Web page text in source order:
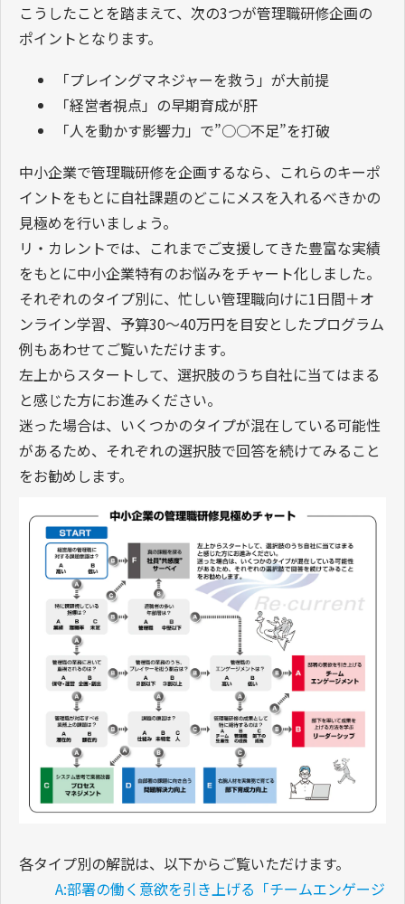
こうしたことを踏まえて、次の3つが管理職研修企画の
ポイントとなります。
「プレイングマネジャーを救う」が大前提
「経営者視点」の早期育成が肝
「人を動かす影響力」で”○○不足”を打破
中小企業で管理職研修を企画するなら、これらのキーポ
イントをもとに自社課題のどこにメスを入れるべきかの
見極めを行いましょう。
リ・カレントでは、これまでご支援してきた豊富な実績
をもとに中小企業特有のお悩みをチャート化しました。
それぞれのタイプ別に、忙しい管理職向けに1日間＋オ
ンライン学習、予算30～40万円を目安としたプログラム
例もあわせてご覧いただけます。
左上からスタートして、選択肢のうち自社に当てはまる
と感じた方にお進みください。
迷った場合は、いくつかのタイプが混在している可能性
があるため、それぞれの選択肢で回答を続けてみること
をお勧めします。
各タイプ別の解説は、以下からご覧いただけます。
A:部署の働く意欲を引き上げる「チームエンゲージ